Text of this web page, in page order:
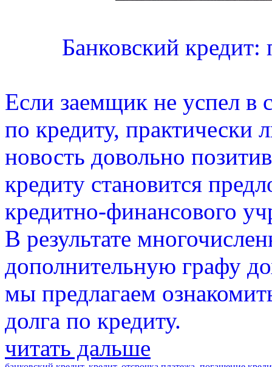
Банковский
Если заемщик не успел в
по кредиту, практически
новость довольно
кредиту становится
кредитно-финансового
В результате
дополнительную графу
мы предлагаем
долга по кредиту.
читать дальше